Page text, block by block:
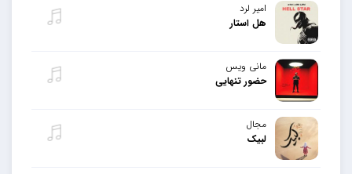
امیر لرد
هل استار
مانی ویس
حضور تنهایی
مجال
لبیک